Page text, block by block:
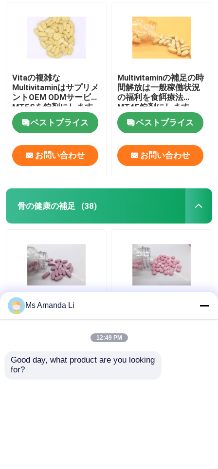
Vitaの複雑な
Multivitaminはサプリメ
ントOEM ODMサービス
MT5Sを錠剤にします
ベストプライス
お問い合わせ
Multivitaminの補足の時
間解放は一般稼働状況
の福利を食餌療法
MT4E錠剤にします
ベストプライス
お問い合わせ
骨の健康の補足 (38)
多ミネラル タブレット
の骨の健康の補足は
歯科健康の日光の骨の
タブレット
Ms Amanda Li
12:49 PM
Good day, what product are you looking
for?